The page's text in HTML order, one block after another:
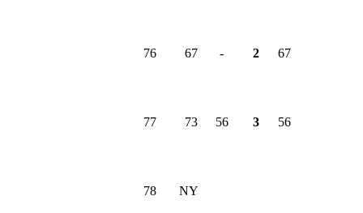
76 67 - 2 67
77 73 56 3 56
78 NY